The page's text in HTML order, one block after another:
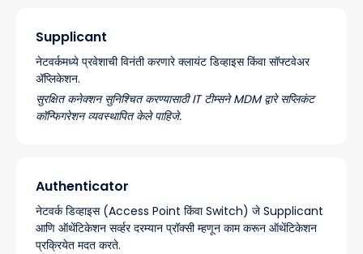
Supplicant
नेटवर्कमध्ये प्रवेशाची विनंती करणारे क्लायंट डिव्हाइस किंवा सॉफ्टवेअर
ॲप्लिकेशन.
सुरक्षित कनेक्शन सुनिश्चित करण्यासाठी IT टीम्सने MDM द्वारे सप्लिकंट
कॉन्फिगरेशन व्यवस्थापित केले पाहिजे.
Authenticator
नेटवर्क डिव्हाइस (Access Point किंवा Switch) जे Supplicant
आणि ऑथेंटिकेशन सर्व्हर दरम्यान प्रॉक्सी म्हणून काम करून ऑथेंटिकेशन
प्रक्रियेत मदत करते.